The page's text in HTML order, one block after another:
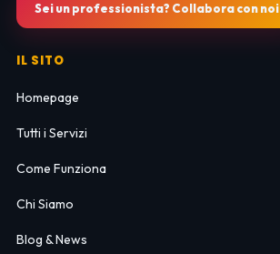
Sei un professionista? Collabora con noi
IL SITO
Homepage
Tutti i Servizi
Come Funziona
Chi Siamo
Blog & News